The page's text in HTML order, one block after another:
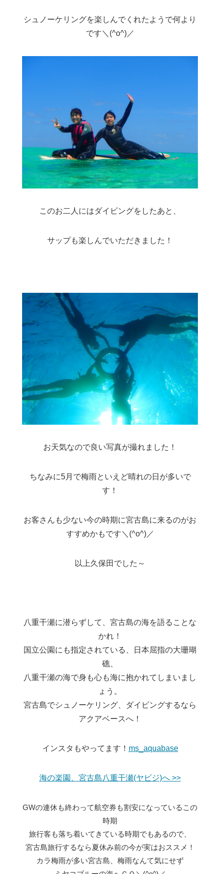
シュノーケリングを楽しんでくれたようで何より
です＼(^o^)／
このお二人にはダイビングをしたあと、
サップも楽しんでいただきました！
お天気なので良い写真が撮れました！
ちなみに5月で梅雨といえど晴れの日が多いで
す！
お客さんも少ない今の時期に宮古島に来るのがお
すすめかもです＼(^o^)／
以上久保田でした～
八重干瀬に潜らずして、宮古島の海を語ることな
かれ！
国立公園にも指定されている、日本屈指の大珊瑚
礁、
八重干瀬の海で身も心も海に抱かれてしまいまし
ょう。
宮古島でシュノーケリング、ダイビングするなら
アクアベースへ！
インスタもやってます！ ms_aquabase
海の楽園、宮古島八重干瀬(ヤビジ)へ >>
GWの連休も終わって航空券も割安になっているこの
時期
旅行客も落ち着いてきている時期でもあるので、
宮古島旅行するなら夏休み前の今が実はおススメ！
カラ梅雨が多い宮古島、梅雨なんて気にせず